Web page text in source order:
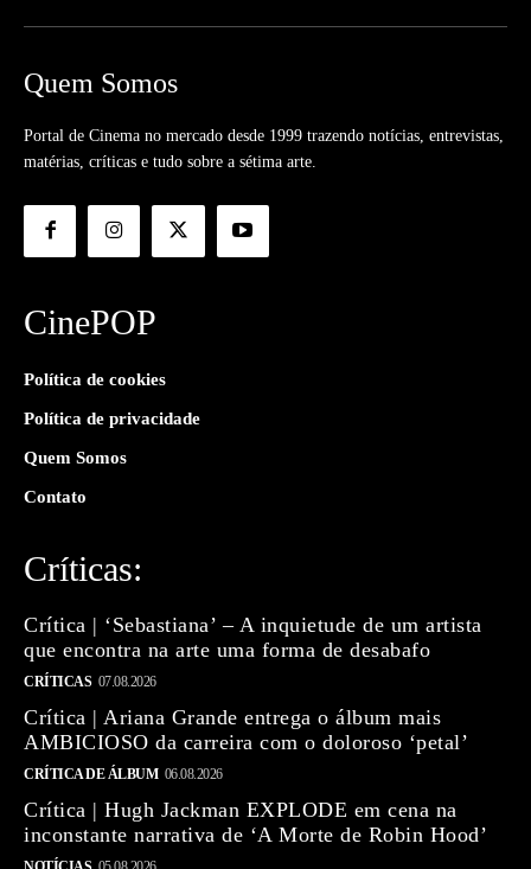
Quem Somos
Portal de Cinema no mercado desde 1999 trazendo notícias, entrevistas,
matérias, críticas e tudo sobre a sétima arte.
CinePOP
Política de cookies
Política de privacidade
Quem Somos
Contato
Críticas:
Crítica | ‘Sebastiana’ – A inquietude de um artista
que encontra na arte uma forma de desabafo
CRÍTICAS 07.08.2026
Crítica | Ariana Grande entrega o álbum mais
AMBICIOSO da carreira com o doloroso ‘petal’
CRÍTICA DE ÁLBUM 06.08.2026
Crítica | Hugh Jackman EXPLODE em cena na
inconstante narrativa de ‘A Morte de Robin Hood’